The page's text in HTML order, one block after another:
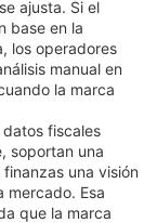
ajusta. Si el
base en la
los operadores
manual en
la marca
fiscales
soportan una
una visión
mercado. Esa
que la marca